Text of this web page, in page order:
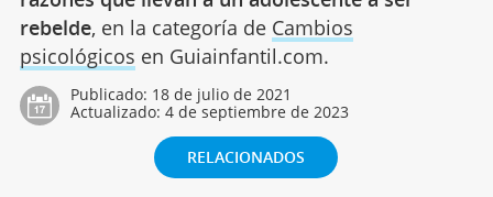
rebelde, en la categoría de Cambios
psicológicos en Guiainfantil.com.
Publicado: 18 de julio de 2021
Actualizado: 4 de septiembre de 2023
RELACIONADOS